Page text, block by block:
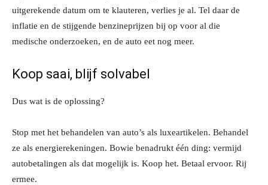
uitgerekende datum om te klauteren, verlies je al. Tel daar de
inflatie en de stijgende benzineprijzen bij op voor al die
medische onderzoeken, en de auto eet nog meer.
Koop saai, blijf solvabel
Dus wat is de oplossing?
Stop met het behandelen van auto’s als luxeartikelen. Behandel
ze als energierekeningen. Bowie benadrukt één ding: vermijd
autobetalingen als dat mogelijk is. Koop het. Betaal ervoor. Rij
ermee.